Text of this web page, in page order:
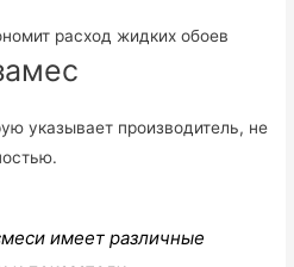
расход жидких обоев
указывает производитель, не
имеет различные